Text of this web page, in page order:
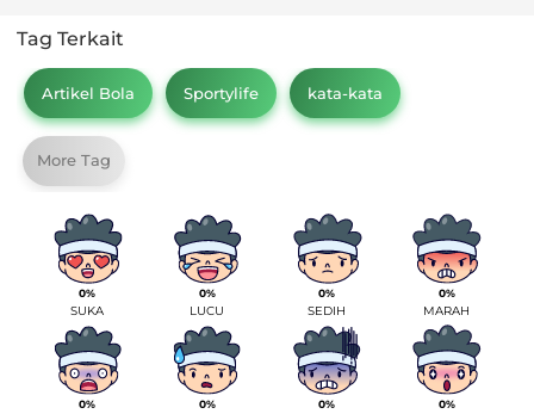
Tag Terkait
Artikel Bola Sportylife kata-kata
More Tag
0%
SUKA
0%
LUCU
0%
SEDIH
0%
MARAH
0% 0% 0% 0%